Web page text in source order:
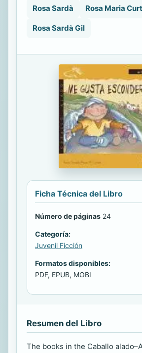
Rosa Sardà Rosa Maria
Rosa Sardà Gil
Ficha Técnica del Libro
Número de páginas 24
Categoría:
Juvenil Ficción
Formatos disponibles:
PDF, EPUB, MOBI
Resumen del Libro
The books in the Caballo